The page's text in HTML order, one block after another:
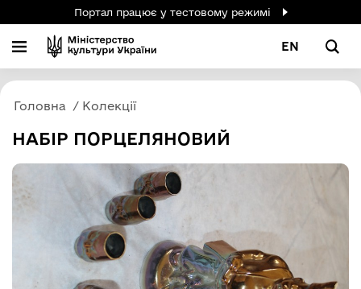
Портал працює у тестовому режимі
EN
Головна Колекції
НАБІР ПОРЦЕЛЯНОВИЙ